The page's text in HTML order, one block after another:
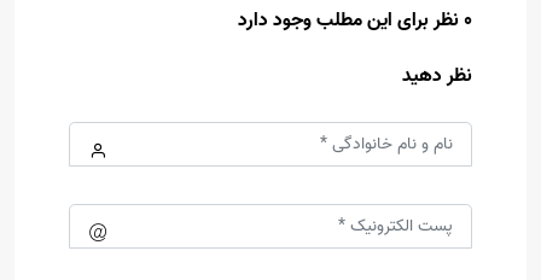
0 نظر برای این مطلب وجود دارد
نظر دهید